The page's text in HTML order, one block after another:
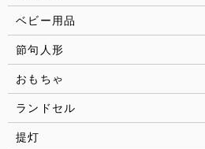
ベビー用品
節句人形
おもちゃ
ランドセル
提灯